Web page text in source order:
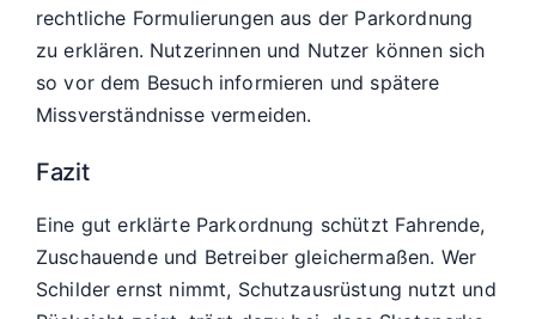
rechtliche Formulierungen aus der Parkordnung
zu erklären. Nutzerinnen und Nutzer können sich
so vor dem Besuch informieren und spätere
Missverständnisse vermeiden.
Fazit
Eine gut erklärte Parkordnung schützt Fahrende,
Zuschauende und Betreiber gleichermaßen. Wer
Schilder ernst nimmt, Schutzausrüstung nutzt und